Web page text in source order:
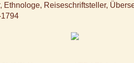
Ethnologe, Reiseschriftsteller,